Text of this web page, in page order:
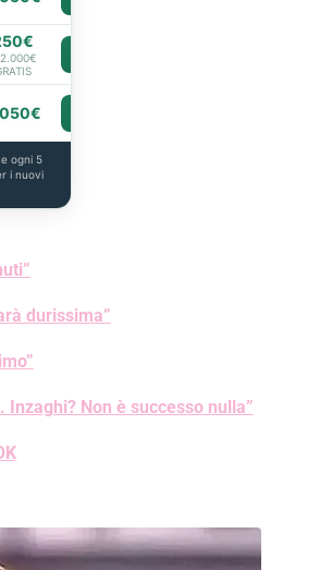
ogni 5
i nuovi
durissima”
Non è successo nulla”